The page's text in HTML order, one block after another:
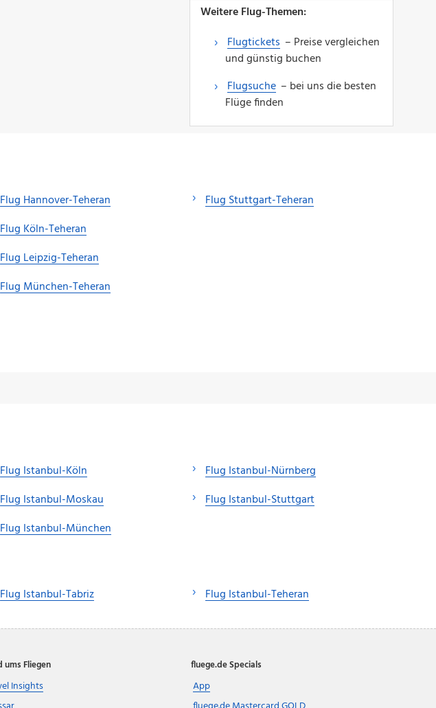
Weitere Flug-Themen:
Flugtickets – Preise vergleichen
und günstig buchen
Flugsuche – bei uns die besten
Flüge finden
Flug Hannover-Teheran
Flug Köln-Teheran
Flug Leipzig-Teheran
Flug München-Teheran
Flug Stuttgart-Teheran
Flug Istanbul-Köln
Flug Istanbul-Moskau
Flug Istanbul-München
Flug Istanbul-Nürnberg
Flug Istanbul-Stuttgart
Flug Istanbul-Tabriz Flug Istanbul-Teheran